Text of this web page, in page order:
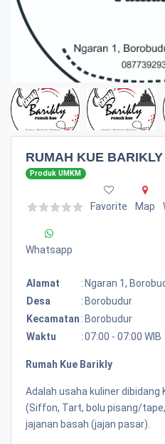
RUMAH KUE BARIKLY
Produk UMKM
Favorite Map
Whatsapp
Alamat : Ngaran 1,
Desa
: Borobudur
Kecamatan : Borobudur
Waktu
:07:00 - 07:00 WIB
Rumah Kue Barikly
Adalah usaha kuliner dibidang
(Siffon, Tart, bolu pisang/
jajanan basah (jajan pasar).